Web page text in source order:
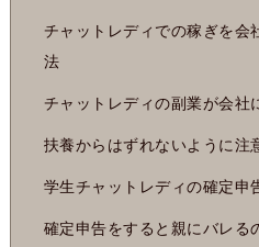
チャットレディでの稼ぎを会
法
チャットレディの副業が会社
扶養からはずれないように注
学生チャットレディの確定申
確定申告をすると親にバレる